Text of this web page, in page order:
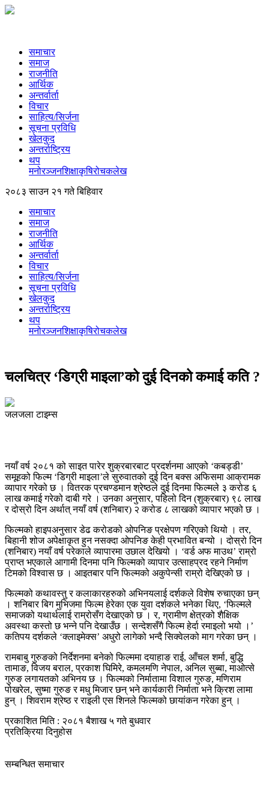
समाचार
समाज
राजनीति
आर्थिक
अन्तर्वार्ता
विचार
साहित्य/सिर्जना
सूचना प्रविधि
खेलकुद
अन्तर्राष्ट्रिय
थप
मनोरञ्‍जनशिक्षाकृषिरोचकलेख
२०८३ साउन २१ गते बिहिवार
समाचार
समाज
राजनीति
आर्थिक
अन्तर्वार्ता
विचार
साहित्य/सिर्जना
सूचना प्रविधि
खेलकुद
अन्तर्राष्ट्रिय
थप
मनोरञ्‍जनशिक्षाकृषिरोचकलेख
चलचित्र ‘डिग्री माइला’को दुई दिनको कमाई कति ?
जलजला टाइम्स
नयाँ वर्ष २०८१ को साइत पारेर शुक्रबारबाट प्रदर्शनमा आएको ‘कबड्डी’
समूहको फिल्म ‘डिग्री माइला’ले सुरुवातको दुई दिन बक्स अफिसमा आक्रामक
व्यापार गरेको छ । वितरक प्रचण्डमान श्रेष्ठले दुई दिनमा फिल्मले ३ करोड ६
लाख कमाई गरेको दाबी गरे । उनका अनुसार, पहिलो दिन (शुक्रबार) ९८ लाख
र दोस्रो दिन अर्थात् नयाँ वर्ष (शनिबार) २ करोड ८ लाखको व्यापार भएको छ ।
फिल्मको हाइपअनुसार डेढ करोडको ओपनिङ प्रक्षेपण गरिएको थियो । तर,
बिहानी शोज अपेक्षाकृत हुन नसक्दा ओपनिङ केही प्रभावित बन्यो । दोस्रो दिन
(शनिबार) नयाँ वर्ष परेकाले व्यापारमा उछाल देखियो । ‘वर्ड अफ माउथ’ राम्रो
प्राप्त भएकाले आगामी दिनमा पनि फिल्मको व्यापार उत्साहप्रद रहने निर्माण
टिमको विश्वास छ । आइतबार पनि फिल्मको अकुपेन्सी राम्रो देखिएको छ ।
फिल्मको कथावस्तु र कलाकारहरुको अभिनयलाई दर्शकले विशेष रुचाएका छन्
। शनिबार बिग मुभिजमा फिल्म हेरेका एक युवा दर्शकले भनेका थिए, ‘फिल्मले
समाजको यथार्थलाई राम्रोसँग देखाएको छ । र, ग्रामीण क्षेत्रको शैक्षिक
अवस्था कस्तो छ भन्ने पनि देखाउँछ । सन्देशसँगै फिल्म हेर्दा रमाइलो भयो ।’
कतिपय दर्शकले ‘क्लाइमेक्स’ अधुरो लागेको भन्दै सिक्वेलको माग गरेका छन् ।
रामबाबु गुरुङको निर्देशनमा बनेको फिल्ममा दयाहाङ राई, आँचल शर्मा, बुद्धि
तामाङ, विजय बराल, प्रकाश घिमिरे, कमलमणि नेपाल, अनिल सुब्बा, माओत्से
गुरुङ लगायतको अभिनय छ । फिल्मको निर्मातामा विशाल गुरुङ, मणिराम
पोखरेल, सुष्मा गुरुङ र मधु मिजार छन् भने कार्यकारी निर्माता भने क्रिश लामा
हुन् । शिवराम श्रेष्ठ र राइली एस शिनले फिल्मको छायांकन गरेका हुन् ।
प्रकाशित मिति : २०८१ बैशाख ५ गते बुधवार
प्रतिक्रिया दिनुहोस
सम्बन्धित समाचार